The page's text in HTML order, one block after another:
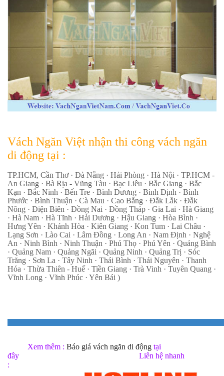
Vách Ngăn Việt nhận thi công vách ngăn
di động tại :
TP.HCM, Cần Thơ · Đà Nẵng · Hải Phòng · Hà Nội · TP.HCM -
An Giang · Bà Rịa - Vũng Tàu · Bạc Liêu · Bắc Giang · Bắc
Kạn · Bắc Ninh · Bến Tre · Bình Dương · Bình Định · Bình
Phước · Bình Thuận · Cà Mau · Cao Bằng · Đắk Lắk · Đắk
Nông · Điện Biên · Đồng Nai · Đồng Tháp · Gia Lai · Hà Giang
· Hà Nam · Hà Tĩnh · Hải Dương · Hậu Giang · Hòa Bình ·
Hưng Yên · Khánh Hòa · Kiên Giang · Kon Tum · Lai Châu ·
Lạng Sơn · Lào Cai · Lâm Đồng · Long An · Nam Định · Nghệ
An · Ninh Bình · Ninh Thuận · Phú Thọ · Phú Yên · Quảng Bình
· Quảng Nam · Quảng Ngãi · Quảng Ninh · Quảng Trị · Sóc
Trăng · Sơn La · Tây Ninh · Thái Bình · Thái Nguyên · Thanh
Hóa · Thừa Thiên - Huế · Tiền Giang · Trà Vinh · Tuyên Quang ·
Vĩnh Long · Vĩnh Phúc · Yên Bái )
Xem thêm : Báo giá vách ngăn di động tại
đây
Liên hệ nhanh
: